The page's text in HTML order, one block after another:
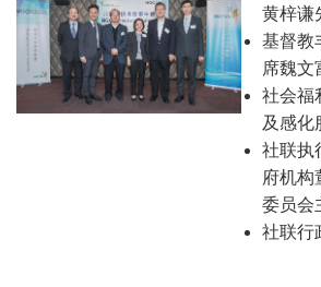
黄梓谦
基督教
席魏文
社会福
及感化
社联执
府机构
委员会
社联行